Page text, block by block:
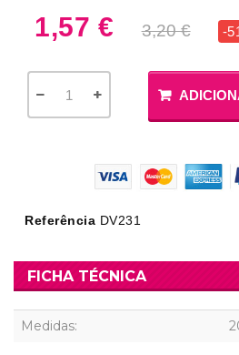
1,57 € 3,20 € -
Referência DV231
FICHA TÉCNICA
Medidas: